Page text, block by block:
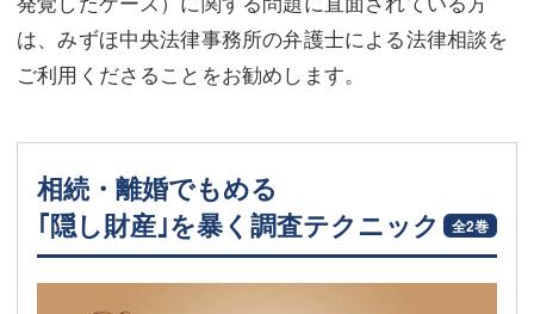
は、みずほ中央法律事務所の弁護士による法律相談を
ご利用くださることをお勧めします。
相続・離婚でもめる
｢隠し財産｣を暴く調査テクニック
全2巻